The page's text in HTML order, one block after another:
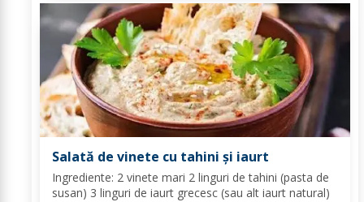
Salată de vinete cu tahini și iaurt
Ingrediente: 2 vinete mari 2 linguri de tahini (pasta de
susan) 3 linguri de iaurt grecesc (sau alt iaurt natural)